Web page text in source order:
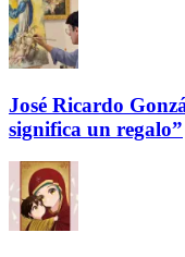
José Ricardo
significa un regalo”